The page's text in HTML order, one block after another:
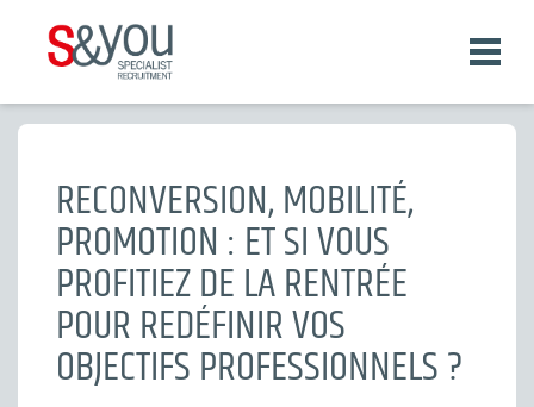
principal
Fil
RECONVERSION, MOBILITÉ,
PROMOTION : ET SI VOUS
PROFITIEZ DE LA RENTRÉE
POUR REDÉFINIR VOS
OBJECTIFS PROFESSIONNELS ?